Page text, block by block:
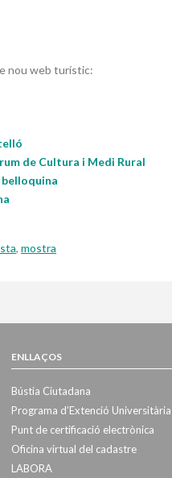
nou web turístic:
de Cultura i Medi Rural
,mostra
ENLLAÇOS
Bústia Ciutadana
Programa d’Extenció Universitària
Punt de certificació electrònica
Oficina virtual del cadastre
LABORA